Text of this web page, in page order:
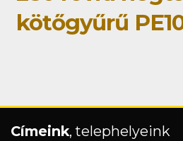
kötőgyűrű
Címeink, telephelyeink